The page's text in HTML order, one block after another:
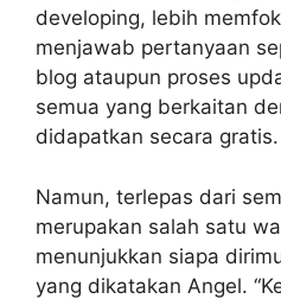
developing, lebih
menjawab pertanyaan
blog ataupun proses
semua yang berkaitan
didapatkan secara gratis.
Namun, terlepas dari
merupakan salah satu
menunjukkan siapa
yang dikatakan Angel.